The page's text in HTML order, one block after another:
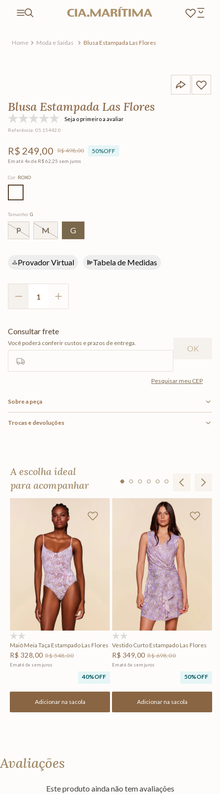
Moda e Saídas Blusa Estampada Las Flores
Blusa Estampada Las Flores
Seja o primeiro a avaliar
Referência: 05.15442.0
R$ 249,00 R$498,00 50%OFF
Em até4x de R$62 25 sem juros
Cor: ROXO
Tamanho: G
P M G
Provador Virtual Tabela de Medidas
Sobre a peça
Trocas e devoluções
A escolha ideal
para acompanhar
Maiô Meia Taça Estampado Las Flores
R$ 328,00 R$548,00
Em até 6x sem juros
40%OFF
Adicionar na sacola
Vestido Curto Estampado Las Flores
R$ 349,00 R$698,00
Em até 6x sem juros
50%OFF
Adicionar na sacola
Avaliações
Este produto ainda não tem avaliações